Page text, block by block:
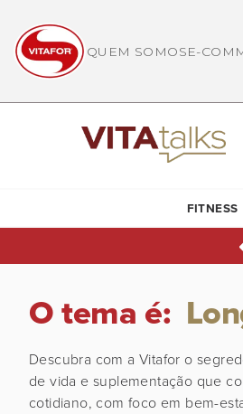
QUEM SOMOSE-
FITNESS
O tema é:
Descubra com a Vitafor o
de vida e suplementação que
cotidiano, com foco em bem-